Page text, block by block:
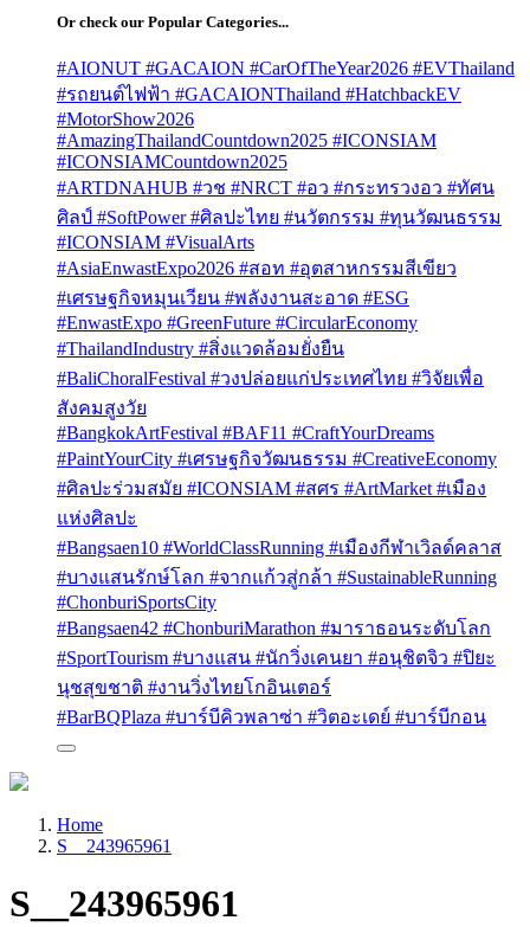
Or check our Popular Categories...
#AIONUT #GACAION #CarOfTheYear2026 #EVThailand
#รถยนต์ไฟฟ้า #GACAIONThailand #HatchbackEV
#MotorShow2026
#AmazingThailandCountdown2025 #ICONSIAM
#ICONSIAMCountdown2025
#ARTDNAHUB #วช #NRCT #อว #กระทรวงอว #ทัศน
ศิลป์ #SoftPower #ศิลปะไทย #นวัตกรรม #ทุนวัฒนธรรม
#ICONSIAM #VisualArts
#AsiaEnwastExpo2026 #สอท #อุตสาหกรรมสีเขียว
#เศรษฐกิจหมุนเวียน #พลังงานสะอาด #ESG
#EnwastExpo #GreenFuture #CircularEconomy
#ThailandIndustry #สิ่งแวดล้อมยั่งยืน
#BaliChoralFestival #วงปล่อยแก่ประเทศไทย #วิจัยเพื่อ
สังคมสูงวัย
#BangkokArtFestival #BAF11 #CraftYourDreams
#PaintYourCity #เศรษฐกิจวัฒนธรรม #CreativeEconomy
#ศิลปะร่วมสมัย #ICONSIAM #สศร #ArtMarket #เมือง
แห่งศิลปะ
#Bangsaen10 #WorldClassRunning #เมืองกีฬาเวิลด์คลาส
#บางแสนรักษ์โลก #จากแก้วสู่กล้า #SustainableRunning
#ChonburiSportsCity
#Bangsaen42 #ChonburiMarathon #มาราธอนระดับโลก
#SportTourism #บางแสน #นักวิ่งเคนยา #อนุชิตจิว #ปิยะ
นุชสุขชาติ #งานวิ่งไทยโกอินเตอร์
#BarBQPlaza #บาร์บีคิวพลาซ่า #วิตอะเดย์ #บาร์บีกอน
Home
S__243965961
S__243965961